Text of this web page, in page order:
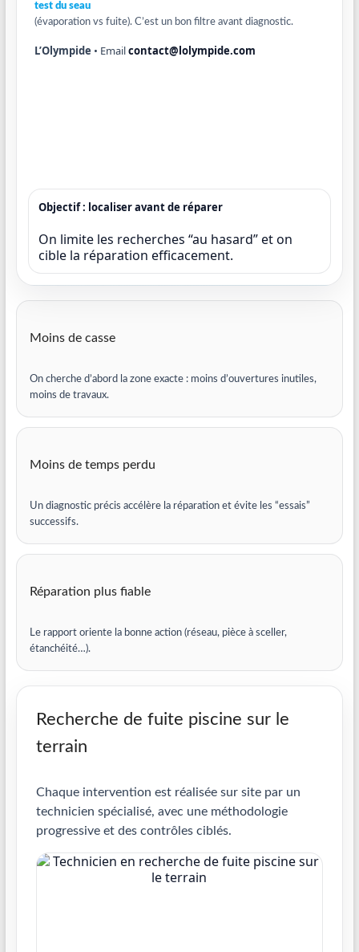
test du seau
(évaporation vs fuite). C’est un bon filtre avant diagnostic.
L’Olympide • Emailcontact@lolympide.com
Objectif : localiser avant de réparer
On limite les recherches “au hasard” et on
cible la réparation efficacement.
Moins de casse
On cherche d’abord la zone exacte : moins d’ouvertures inutiles,
moins de travaux.
Moins de temps perdu
Un diagnostic précis accélère la réparation et évite les “essais”
successifs.
Réparation plus fiable
Le rapport oriente la bonne action (réseau, pièce à sceller,
étanchéité…).
Recherche de fuite piscine sur le
terrain
Chaque intervention est réalisée sur site par un
technicien spécialisé, avec une méthodologie
progressive et des contrôles ciblés.